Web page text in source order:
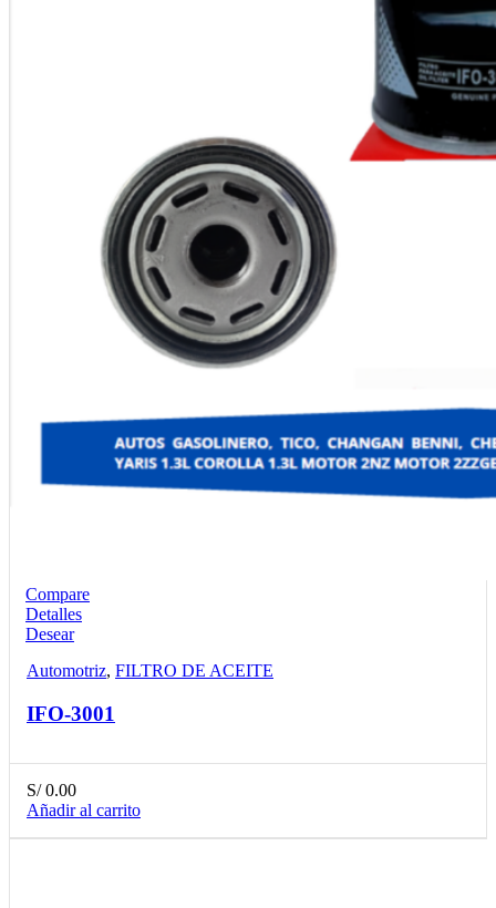
Compare
Detalles
Desear
Automotriz, FILTRO DE ACEITE
IFO-3001
S/0.00
Añadir al carrito